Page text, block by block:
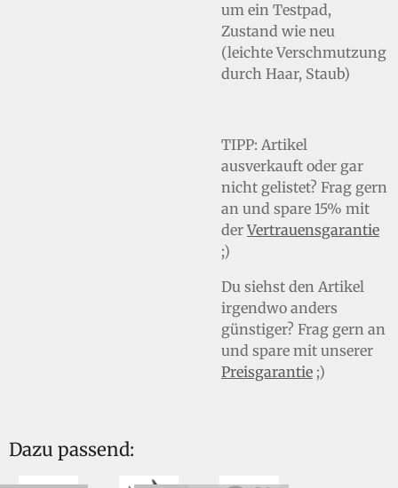
um ein Testpad,
Zustand wie neu
(leichte Verschmutzung
durch Haar, Staub)
TIPP: Artikel
ausverkauft oder gar
nicht gelistet? Frag gern
an und spare 15% mit
derVertrauensgarantie
;)
Du siehst den Artikel
irgendwo anders
günstiger? Frag gern an
und spare mit unserer
Preisgarantie ;)
Dazu passend: